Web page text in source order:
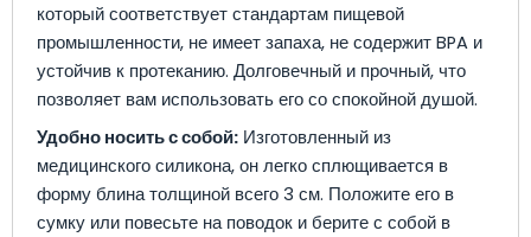
который соответствует стандартам пищевой
промышленности, не имеет запаха, не содержит BPA и
устойчив к протеканию. Долговечный и прочный, что
позволяет вам использовать его со спокойной душой.
Удобно носить с собой: Изготовленный из
медицинского силикона, он легко сплющивается в
форму блина толщиной всего 3 см. Положите его в
сумку или повесьте на поводок и берите с собой в